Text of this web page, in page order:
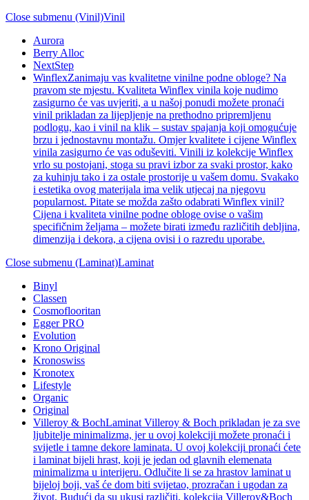
Close submenu (Vinil)Vinil
Aurora
Berry Alloc
NextStep
WinflexZanimaju vas kvalitetne vinilne podne obloge? Na
pravom ste mjestu. Kvaliteta Winflex vinila koje nudimo
zasigurno će vas uvjeriti, a u našoj ponudi možete pronaći
vinil prikladan za lijepljenje na prethodno pripremljenu
podlogu, kao i vinil na klik – sustav spajanja koji omogućuje
brzu i jednostavnu montažu. Omjer kvalitete i cijene Winflex
vinila zasigurno će vas oduševiti. Vinili iz kolekcije Winflex
vrlo su postojani, stoga su pravi izbor za svaki prostor, kako
za kuhinju tako i za ostale prostorije u vašem domu. Svakako
i estetika ovog materijala ima velik utjecaj na njegovu
popularnost. Pitate se možda zašto odabrati Winflex vinil?
Cijena i kvaliteta vinilne podne obloge ovise o vašim
specifičnim željama – možete birati između različitih debljina,
dimenzija i dekora, a cijena ovisi i o razredu uporabe.
Close submenu (Laminat)Laminat
Binyl
Classen
Cosmoflooritan
Egger PRO
Evolution
Krono Original
Kronoswiss
Kronotex
Lifestyle
Organic
Original
Villeroy & BochLaminat Villeroy & Boch prikladan je za sve
ljubitelje minimalizma, jer u ovoj kolekciji možete pronaći i
svijetle i tamne dekore laminata. U ovoj kolekciji pronaći ćete
i laminat bijeli hrast, koji je jedan od glavnih elemenata
minimalizma u interijeru. Odlučite li se za hrastov laminat u
bijeloj boji, vaš će dom biti svijetao, prozračan i ugodan za
život. Budući da su ukusi različiti, kolekcija Villeroy&Boch